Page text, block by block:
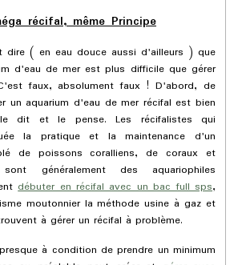
récifal, même Principe
( en eau douce aussi d'ailleurs ) que
d'eau de mer est plus difficile que gérer
faux, absolument faux ! D'abord, de
un aquarium d'eau de mer récifal est bien
dit et le pense. Les récifalistes qui
la pratique et la maintenance d'un
de poissons coralliens, de coraux et
généralement des aquariophiles
débuter en récifal avec un bac full sps,
moutonnier la méthode usine à gaz et
à gérer un récifal à problème.
à condition de prendre un minimum